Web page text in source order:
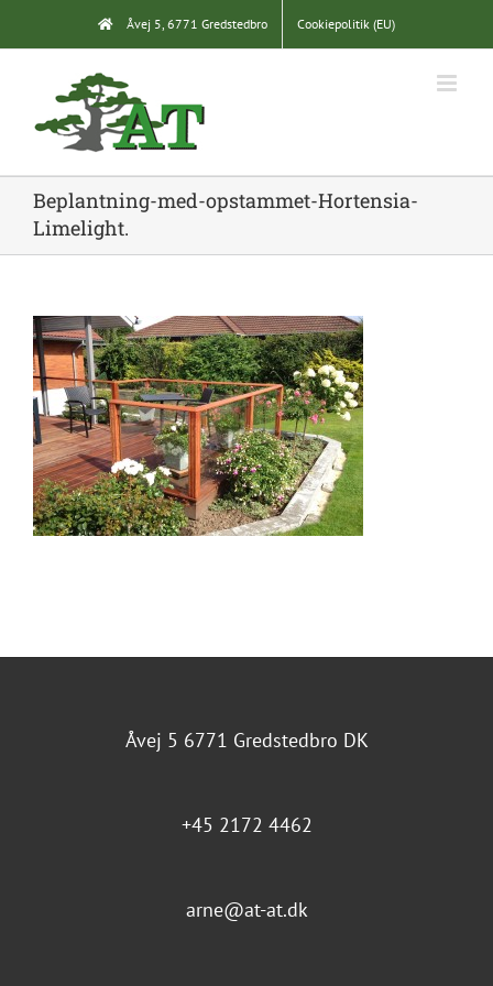
content
Åvej 5, 6771 Gredstedbro Cookiepolitik (EU)
Beplantning-med-opstammet-Hortensia-
Limelight.
Åvej 5 6771 Gredstedbro DK
+45 2172 4462
arne@at-at.dk